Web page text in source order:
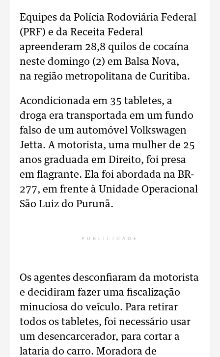
Equipes da Polícia Rodoviária Federal
(PRF) e da Receita Federal
apreenderam 28,8 quilos de cocaína
neste domingo (2) em Balsa Nova,
na região metropolitana de Curitiba.
Acondicionada em 35 tabletes, a
droga era transportada em um fundo
falso de um automóvel Volkswagen
Jetta. A motorista, uma mulher de 25
anos graduada em Direito, foi presa
em flagrante. Ela foi abordada na BR-
277, em frente à Unidade Operacional
São Luiz do Purunã.
PUBLICIDADE
Os agentes desconfiaram da motorista
e decidiram fazer uma fiscalização
minuciosa do veículo. Para retirar
todos os tabletes, foi necessário usar
um desencarcerador, para cortar a
lataria do carro. Moradora de